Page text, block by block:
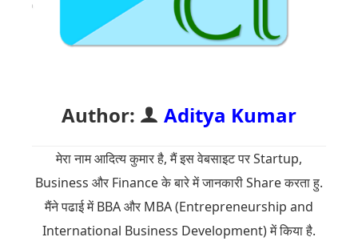
Author: Aditya Kumar
मेरा नाम आदित्य कुमार है, मैं इस वेबसाइट पर Startup,
Business और Finance के बारे में जानकारी Share करता हु.
मैंने पढाई में BBA और MBA (Entrepreneurship and
International Business Development) में किया है.